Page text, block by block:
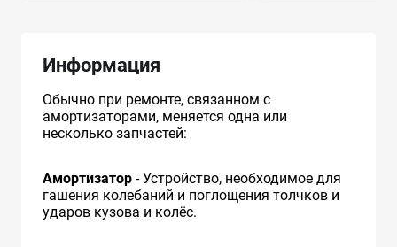
Информация
Обычно при ремонте, связанном с
амортизаторами, меняется одна или
несколько запчастей:
Амортизатор - Устройство, необходимое для
гашения колебаний и поглощения толчков и
ударов кузова и колёс.